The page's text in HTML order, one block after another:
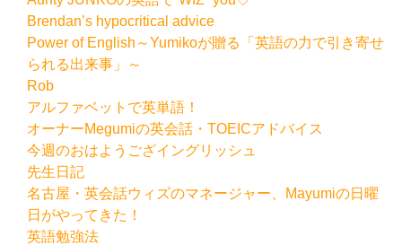
Brendan’s hypocritical advice
Power of English～Yumikoが贈る「英語の力で引き寄せ
られる出来事」～
Rob
アルファベットで英単語！
オーナーMegumiの英会話・TOEICアドバイス
今週のおはようござイングリッシュ
先生日記
名古屋・英会話ウィズのマネージャー、Mayumiの日曜
日がやってきた！
英語勉強法